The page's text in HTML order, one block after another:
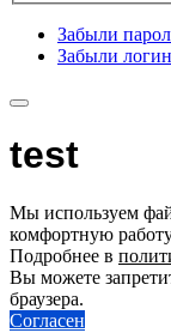
Забыли
Забыли
test
Мы используем
комфортную
Подробнее в
Вы можете
браузера.
Согласен